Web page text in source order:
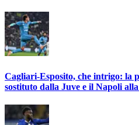
Cagliari-Esposito, che intrigo: la
sostituto dalla Juve e il Napoli